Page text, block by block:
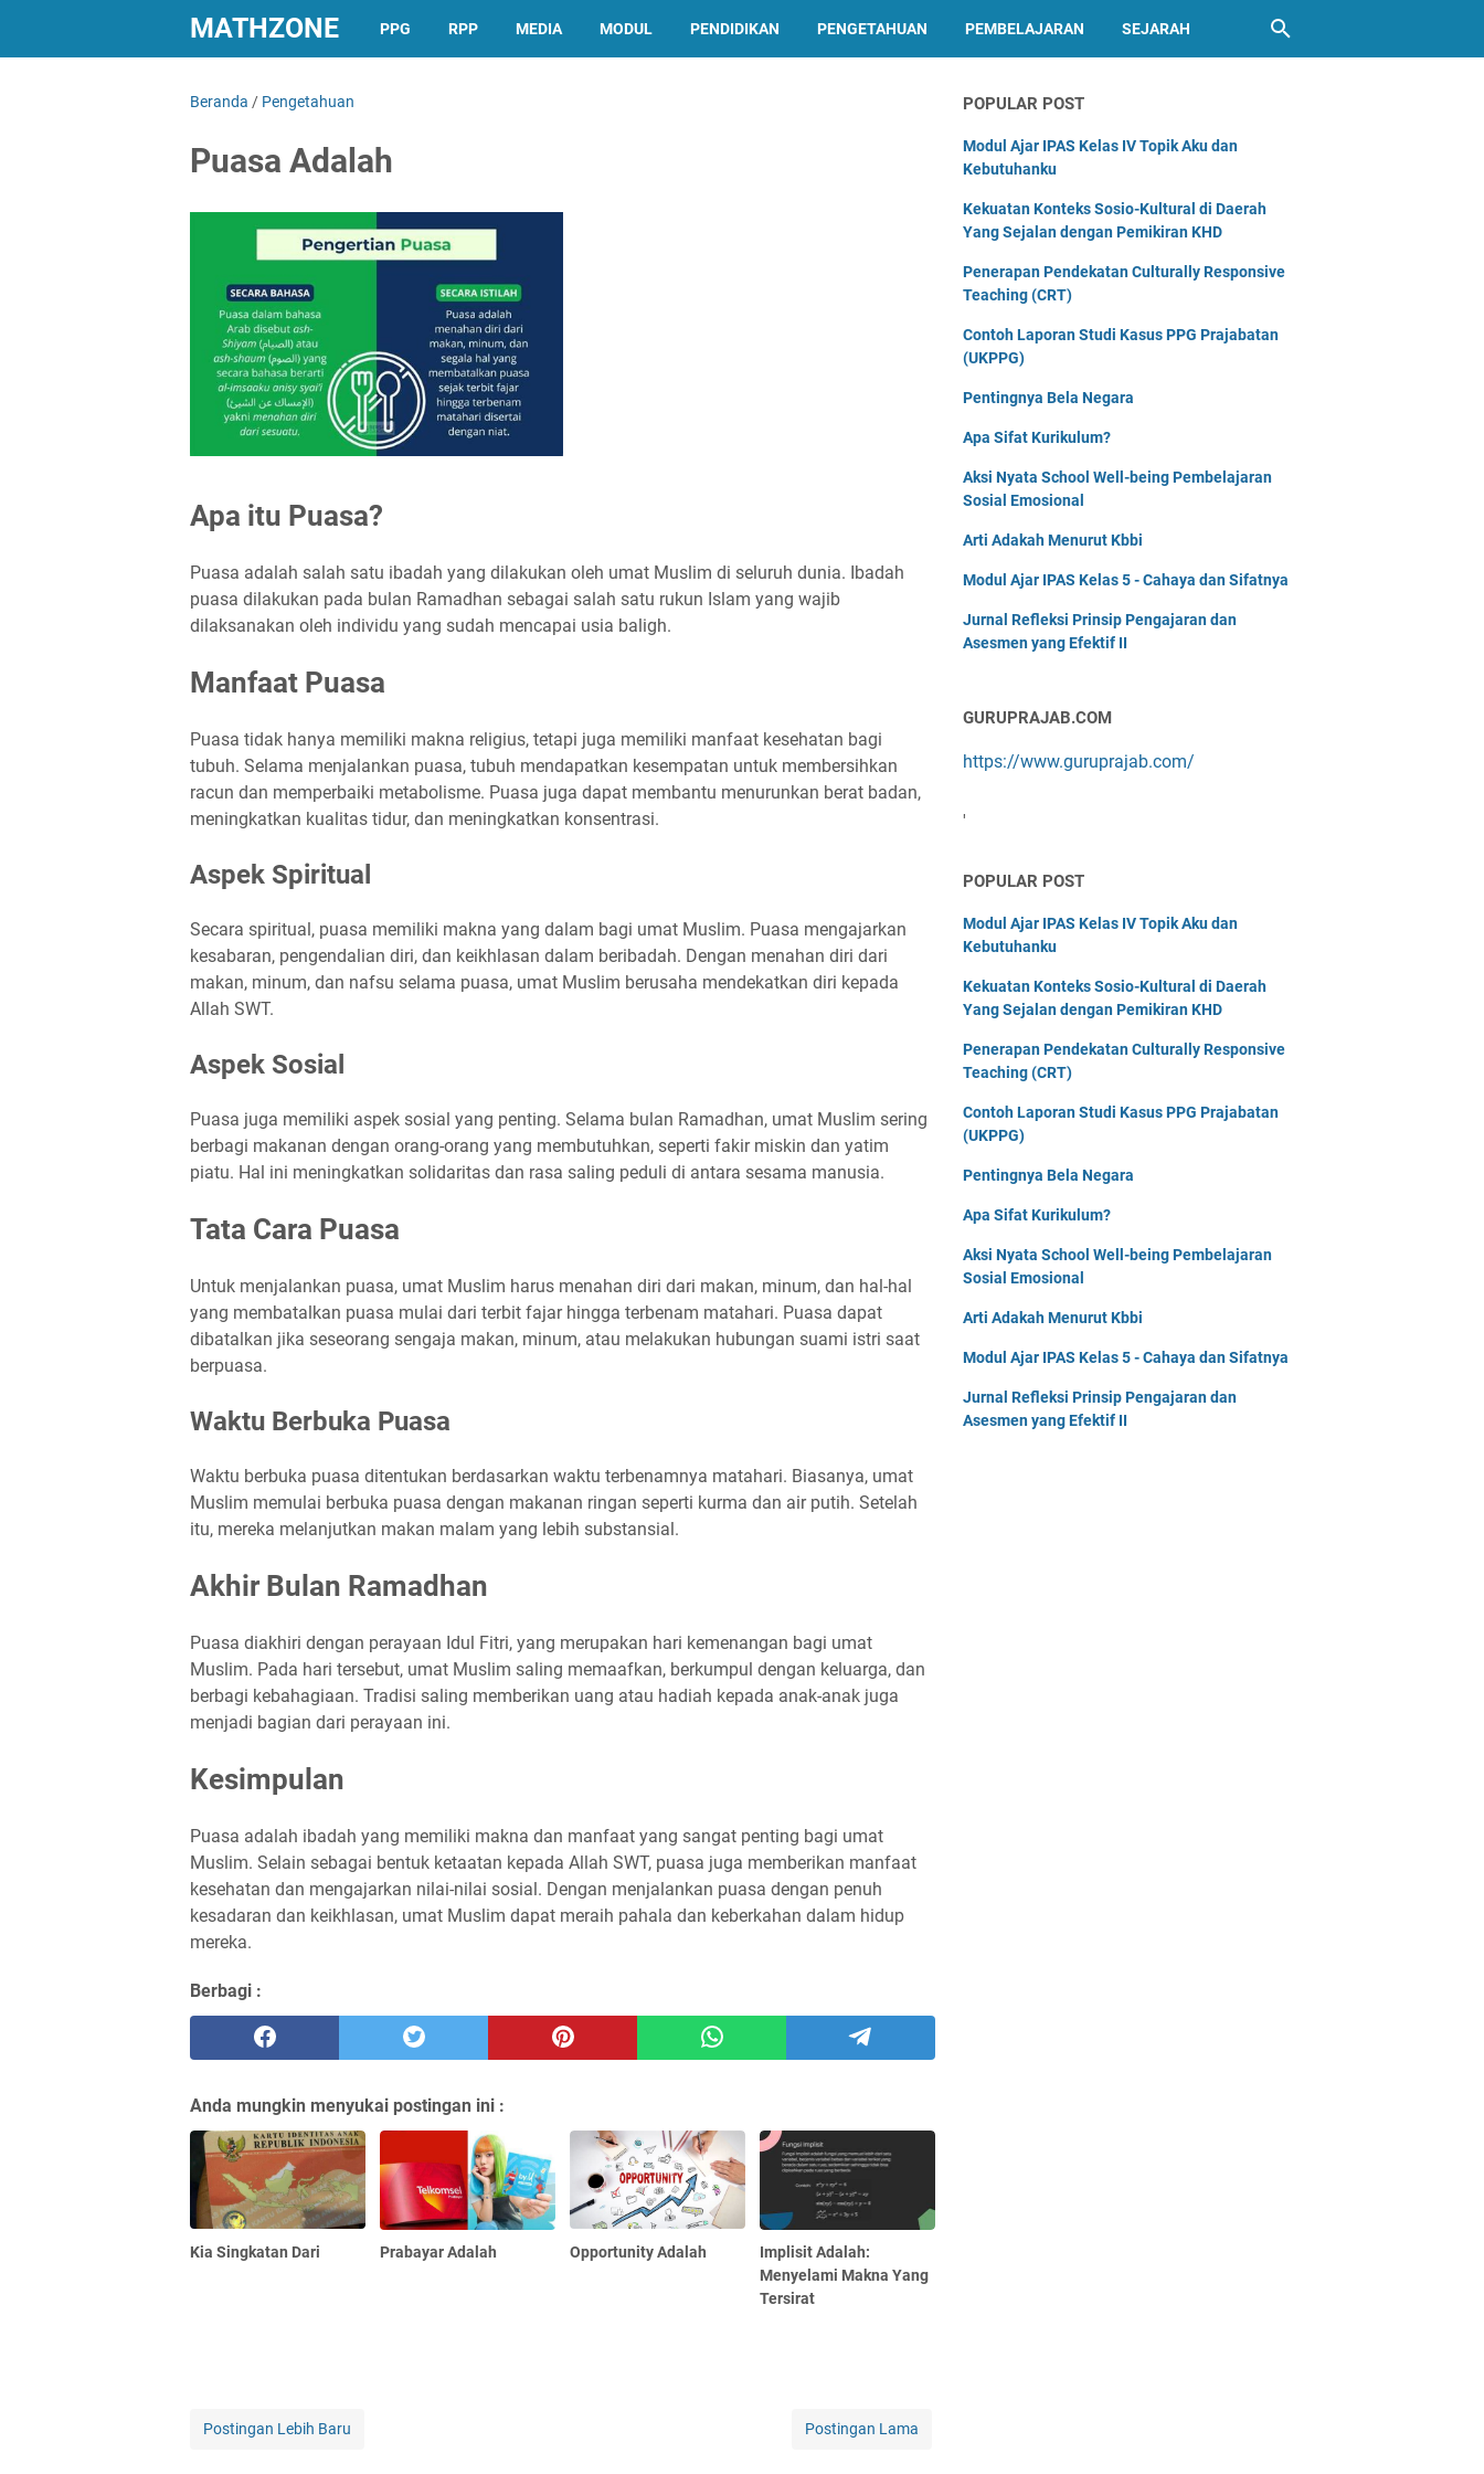
MATHZONE PPG RPP MEDIA MODUL PENDIDIKAN PENGETAHUAN PEMBELAJARAN SEJARAH
Beranda / Pengetahuan
Puasa Adalah
Apa itu Puasa?
Puasa adalah salah satu ibadah yang dilakukan oleh umat Muslim di seluruh dunia. Ibadah
puasa dilakukan pada bulan Ramadhan sebagai salah satu rukun Islam yang wajib
dilaksanakan oleh individu yang sudah mencapai usia baligh.
Manfaat Puasa
Puasa tidak hanya memiliki makna religius, tetapi juga memiliki manfaat kesehatan bagi
tubuh. Selama menjalankan puasa, tubuh mendapatkan kesempatan untuk membersihkan
racun dan memperbaiki metabolisme. Puasa juga dapat membantu menurunkan berat badan,
meningkatkan kualitas tidur, dan meningkatkan konsentrasi.
Aspek Spiritual
Secara spiritual, puasa memiliki makna yang dalam bagi umat Muslim. Puasa mengajarkan
kesabaran, pengendalian diri, dan keikhlasan dalam beribadah. Dengan menahan diri dari
makan, minum, dan nafsu selama puasa, umat Muslim berusaha mendekatkan diri kepada
Allah SWT.
Aspek Sosial
Puasa juga memiliki aspek sosial yang penting. Selama bulan Ramadhan, umat Muslim sering
berbagi makanan dengan orang-orang yang membutuhkan, seperti fakir miskin dan yatim
piatu. Hal ini meningkatkan solidaritas dan rasa saling peduli di antara sesama manusia.
Tata Cara Puasa
Untuk menjalankan puasa, umat Muslim harus menahan diri dari makan, minum, dan hal-hal
yang membatalkan puasa mulai dari terbit fajar hingga terbenam matahari. Puasa dapat
dibatalkan jika seseorang sengaja makan, minum, atau melakukan hubungan suami istri saat
berpuasa.
Waktu Berbuka Puasa
Waktu berbuka puasa ditentukan berdasarkan waktu terbenamnya matahari. Biasanya, umat
Muslim memulai berbuka puasa dengan makanan ringan seperti kurma dan air putih. Setelah
itu, mereka melanjutkan makan malam yang lebih substansial.
Akhir Bulan Ramadhan
Puasa diakhiri dengan perayaan Idul Fitri, yang merupakan hari kemenangan bagi umat
Muslim. Pada hari tersebut, umat Muslim saling memaafkan, berkumpul dengan keluarga, dan
berbagi kebahagiaan. Tradisi saling memberikan uang atau hadiah kepada anak-anak juga
menjadi bagian dari perayaan ini.
Kesimpulan
Puasa adalah ibadah yang memiliki makna dan manfaat yang sangat penting bagi umat
Muslim. Selain sebagai bentuk ketaatan kepada Allah SWT, puasa juga memberikan manfaat
kesehatan dan mengajarkan nilai-nilai sosial. Dengan menjalankan puasa dengan penuh
kesadaran dan keikhlasan, umat Muslim dapat meraih pahala dan keberkahan dalam hidup
mereka.
Berbagi :
Anda mungkin menyukai postingan ini :
Kia Singkatan Dari Prabayar Adalah Opportunity Adalah
Implisit Adalah:
Menyelami Makna Yang
Tersirat
Postingan Lebih Baru Postingan Lama
POPULAR POST
Modul Ajar IPAS Kelas IV Topik Aku dan
Kebutuhanku
Kekuatan Konteks Sosio-Kultural di Daerah
Yang Sejalan dengan Pemikiran KHD
Penerapan Pendekatan Culturally Responsive
Teaching (CRT)
Contoh Laporan Studi Kasus PPG Prajabatan
(UKPPG)
Pentingnya Bela Negara
Apa Sifat Kurikulum?
Aksi Nyata School Well-being Pembelajaran
Sosial Emosional
Arti Adakah Menurut Kbbi
Modul Ajar IPAS Kelas 5 - Cahaya dan Sifatnya
Jurnal Refleksi Prinsip Pengajaran dan
Asesmen yang Efektif II
GURUPRAJAB.COM
https://www.guruprajab.com/
'
POPULAR POST
Modul Ajar IPAS Kelas IV Topik Aku dan
Kebutuhanku
Kekuatan Konteks Sosio-Kultural di Daerah
Yang Sejalan dengan Pemikiran KHD
Penerapan Pendekatan Culturally Responsive
Teaching (CRT)
Contoh Laporan Studi Kasus PPG Prajabatan
(UKPPG)
Pentingnya Bela Negara
Apa Sifat Kurikulum?
Aksi Nyata School Well-being Pembelajaran
Sosial Emosional
Arti Adakah Menurut Kbbi
Modul Ajar IPAS Kelas 5 - Cahaya dan Sifatnya
Jurnal Refleksi Prinsip Pengajaran dan
Asesmen yang Efektif II